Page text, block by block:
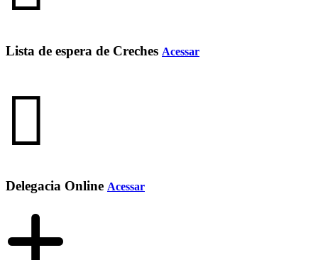
Lista de espera de Creches Acessar
Delegacia Online Acessar